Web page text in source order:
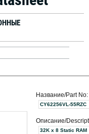
Название/Part No:
CY62256VL-55RZC
Описание/
32K x 8 Static RAM